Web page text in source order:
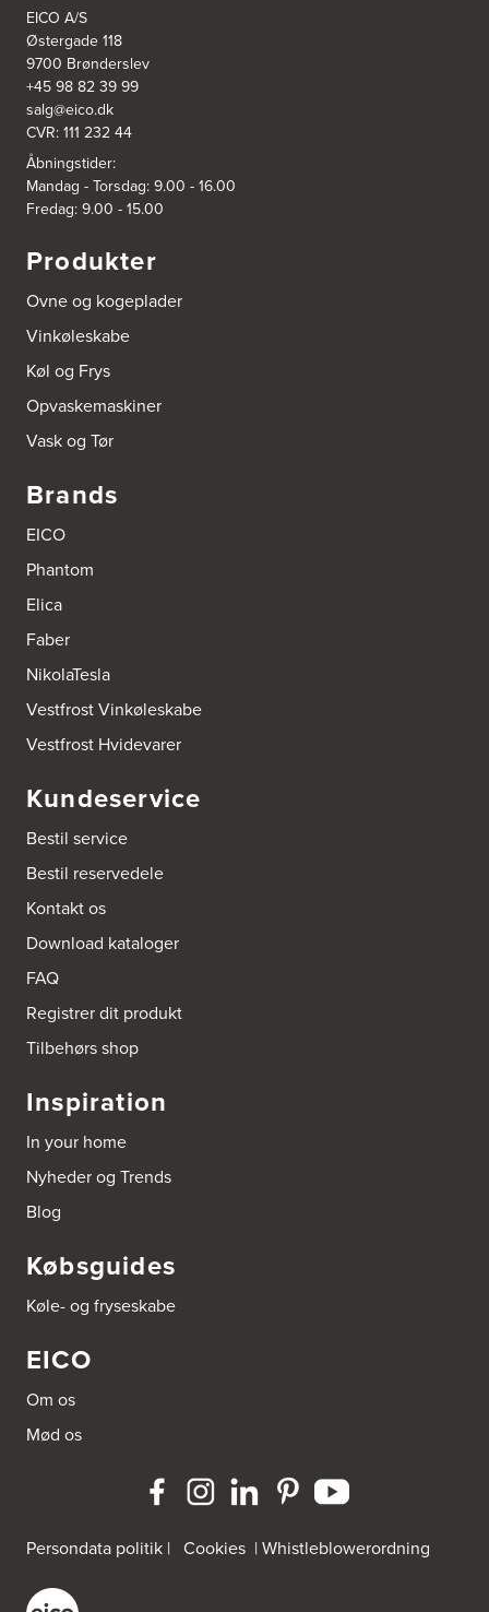
EICO A/S
Østergade 118
9700 Brønderslev
+45 98 82 39 99
salg@eico.dk
CVR: 111 232 44
Åbningstider:
Mandag - Torsdag: 9.00 - 16.00
Fredag: 9.00 - 15.00
Produkter
Ovne og kogeplader
Vinkøleskabe
Køl og Frys
Opvaskemaskiner
Vask og Tør
Brands
EICO
Phantom
Elica
Faber
NikolaTesla
Vestfrost Vinkøleskabe
Vestfrost Hvidevarer
Kundeservice
Bestil service
Bestil reservedele
Kontakt os
Download kataloger
FAQ
Registrer dit produkt
Tilbehørs shop
Inspiration
In your home
Nyheder og Trends
Blog
Købsguides
Køle- og fryseskabe
EICO
Om os
Mød os
Persondata politik | Cookies |Whistleblowerordning